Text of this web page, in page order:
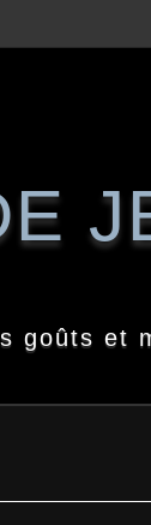
goûts et